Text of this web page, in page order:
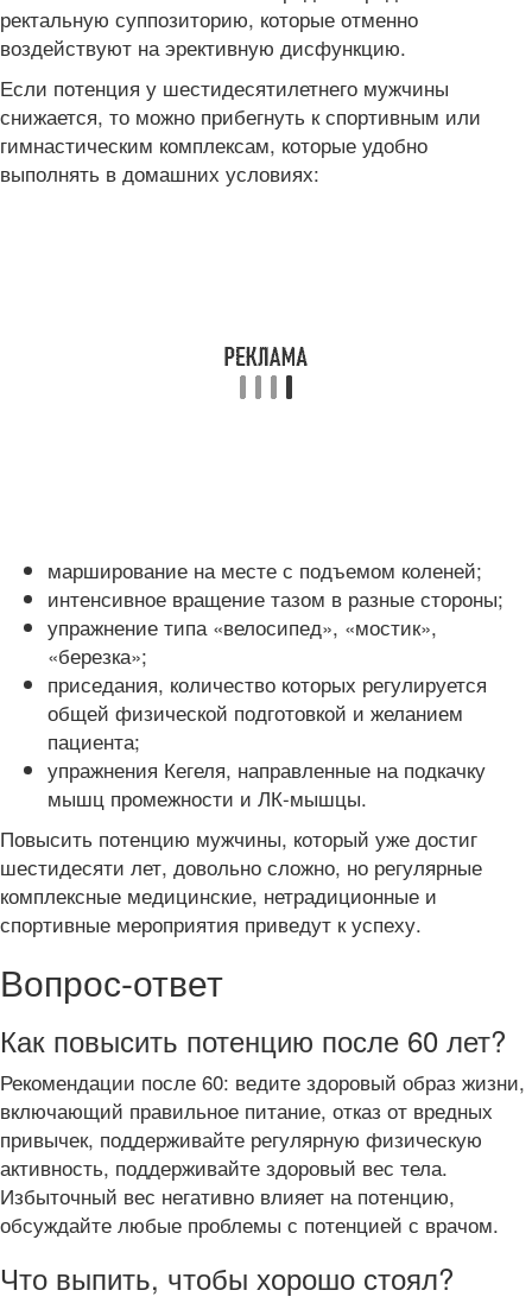
ректальную суппозиторию, которые отменно
воздействуют на эрективную дисфункцию.
Если потенция у шестидесятилетнего мужчины
снижается, то можно прибегнуть к спортивным или
гимнастическим комплексам, которые удобно
выполнять в домашних условиях:
марширование на месте с подъемом коленей;
интенсивное вращение тазом в разные стороны;
упражнение типа «велосипед», «мостик»,
«березка»;
приседания, количество которых регулируется
общей физической подготовкой и желанием
пациента;
упражнения Кегеля, направленные на подкачку
мышц промежности и ЛК-мышцы.
Повысить потенцию мужчины, который уже достиг
шестидесяти лет, довольно сложно, но регулярные
комплексные медицинские, нетрадиционные и
спортивные мероприятия приведут к успеху.
Вопрос-ответ
Как повысить потенцию после 60 лет?
Рекомендации после 60: ведите здоровый образ жизни,
включающий правильное питание, отказ от вредных
привычек, поддерживайте регулярную физическую
активность, поддерживайте здоровый вес тела.
Избыточный вес негативно влияет на потенцию,
обсуждайте любые проблемы с потенцией с врачом.
Что выпить, чтобы хорошо стоял?